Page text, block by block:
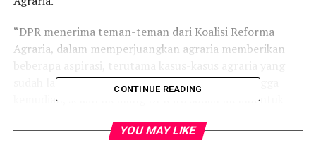
“DPR menerima teman-teman dari Koalisi Reforma
Agraria, dalam memperjuangkan agraria memberikan
sudah lama, yang belum terselesaikan. Nah sehingga
kemudian, selain memang DPR itu sudah membentuk
sepakat kemarin bahwa kita akan sama-sama
CONTINUE READING
YOU MAY LIKE